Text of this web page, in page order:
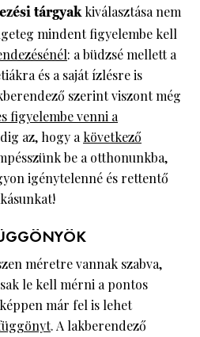
tárgyakkiválasztása nem
mindent figyelembe kell
: a büdzsé mellett a
és a saját ízlésre is
szerint viszont még
figyelembe venni a
az, hogy akövetkező
be a otthonunkba,
igénytelenné és rettentő
méretre vannak szabva,
le kell mérni a pontos
már fel is lehet
. A lakberendező